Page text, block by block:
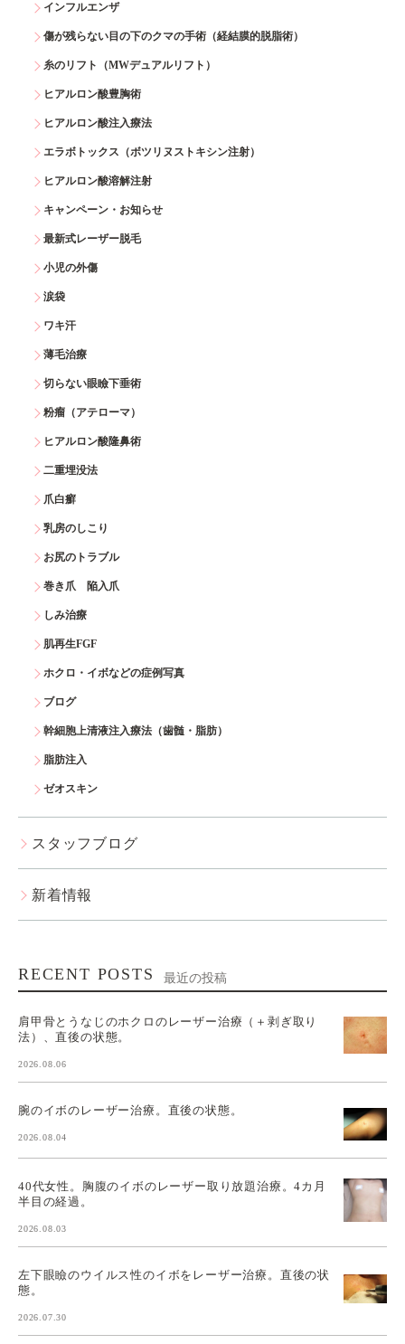
インフルエンザ
傷が残らない目の下のクマの手術（経結膜的脱脂術）
糸のリフト（MWデュアルリフト）
ヒアルロン酸豊胸術
ヒアルロン酸注入療法
エラボトックス（ボツリヌストキシン注射）
ヒアルロン酸溶解注射
キャンペーン・お知らせ
最新式レーザー脱毛
小児の外傷
涙袋
ワキ汗
薄毛治療
切らない眼瞼下垂術
粉瘤（アテローマ）
ヒアルロン酸隆鼻術
二重埋没法
爪白癬
乳房のしこり
お尻のトラブル
巻き爪 陥入爪
しみ治療
肌再生FGF
ホクロ・イボなどの症例写真
ブログ
幹細胞上清液注入療法（歯髄・脂肪）
脂肪注入
ゼオスキン
スタッフブログ
新着情報
RECENT POSTS 最近の投稿
肩甲骨とうなじのホクロのレーザー治療（＋剥ぎ取り
法）、直後の状態。
2026.08.06
腕のイボのレーザー治療。直後の状態。
2026.08.04
40代女性。胸腹のイボのレーザー取り放題治療。4カ月
半目の経過。
2026.08.03
左下眼瞼のウイルス性のイボをレーザー治療。直後の状
態。
2026.07.30